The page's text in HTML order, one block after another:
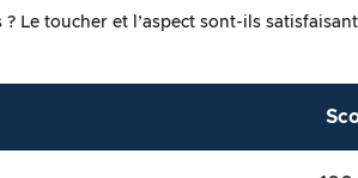
Le toucher et l’aspect sont-ils